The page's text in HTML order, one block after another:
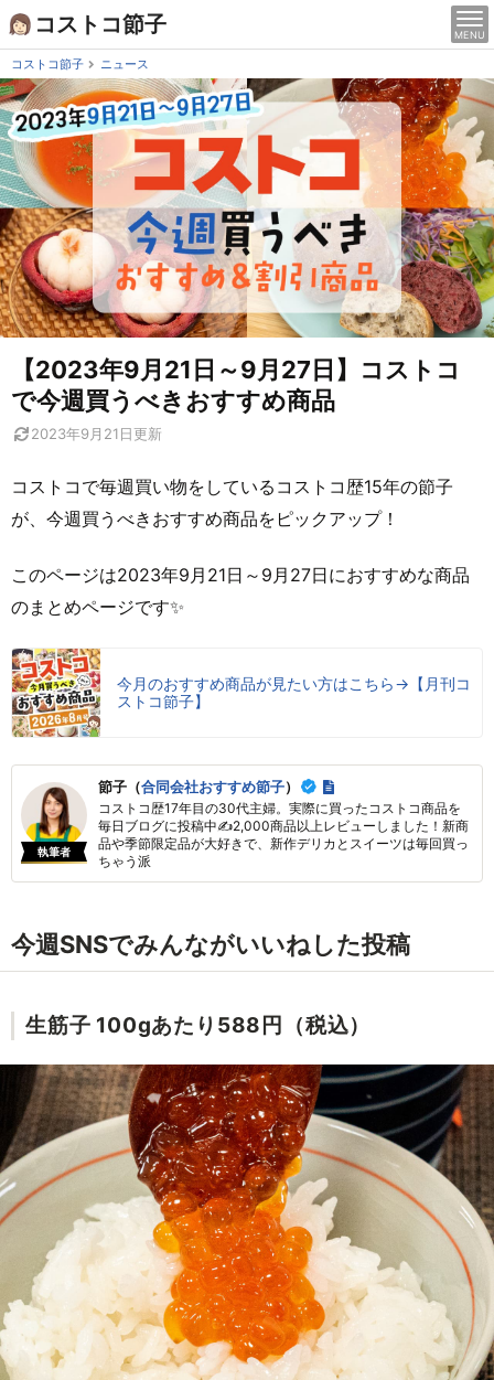
Skip
to
content
コストコ節子 MENU
コストコ節子 ニュース
【2023年9月21日～9月27日】コストコ
で今週買うべきおすすめ商品
2023年9月21日更新
コストコで毎週買い物をしているコストコ歴15年の節子
が、今週買うべきおすすめ商品をピックアップ！
このページは2023年9月21日～9月27日におすすめな商品
のまとめページです✨
今月のおすすめ商品が見たい方はこちら→【月刊コ
ストコ節子】
執筆者
節子（合同会社おすすめ節子）
コストコ歴17年目の30代主婦。実際に買ったコストコ商品を
毎日ブログに投稿中✍2,000商品以上レビューしました！新商
品や季節限定品が大好きで、新作デリカとスイーツは毎回買っ
ちゃう派
今週SNSでみんながいいねした投稿
生筋子 100gあたり588円（税込）